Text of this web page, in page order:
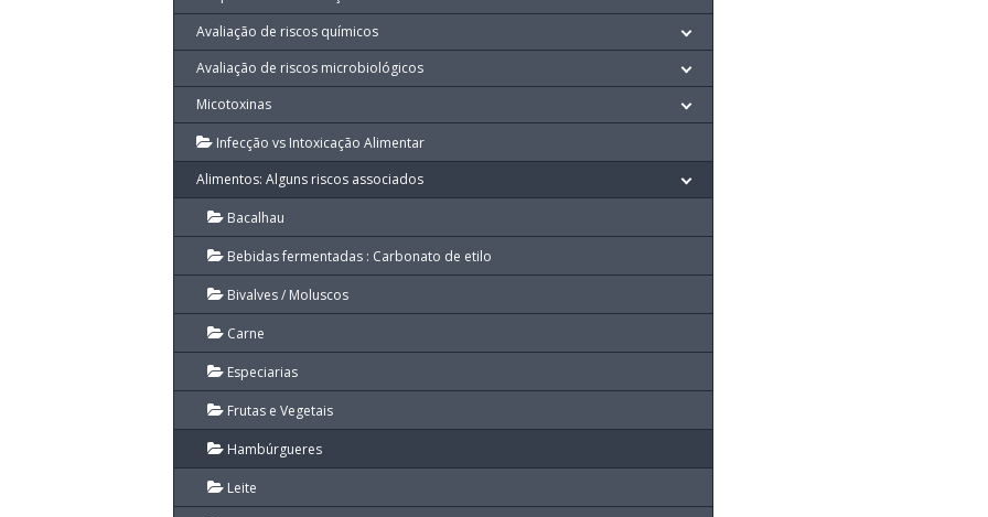
Avaliação de riscos químicos
Avaliação de riscos microbiológicos
Micotoxinas
Infecção vs Intoxicação Alimentar
Alimentos: Alguns riscos associados
Bacalhau
Bebidas fermentadas : Carbonato de etilo
Bivalves / Moluscos
Carne
Especiarias
Frutas e Vegetais
Hambúrgueres
Leite